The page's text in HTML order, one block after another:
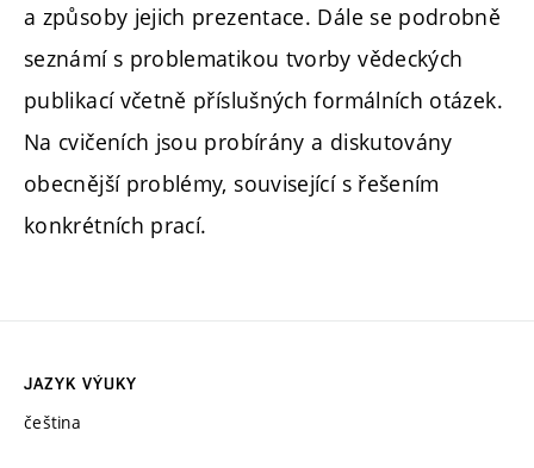
a způsoby jejich prezentace. Dále se podrobně
seznámí s problematikou tvorby vědeckých
publikací včetně příslušných formálních otázek.
Na cvičeních jsou probírány a diskutovány
obecnější problémy, související s řešením
konkrétních prací.
JAZYK VÝUKY
čeština